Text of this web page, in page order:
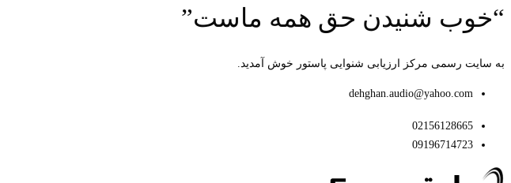
“خوب شنیدن حق همه ماست”
به سایت رسمی مرکز ارزیابی شنوایی پاستور خوش آمدید.
dehghan.audio@yahoo.com
02156128665
09196714723